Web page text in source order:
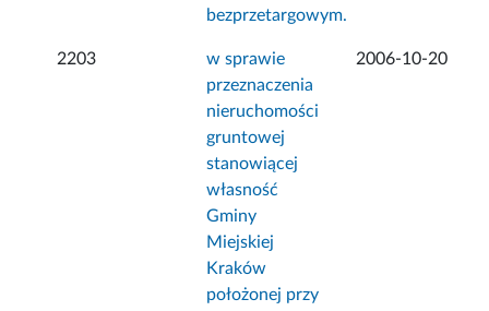
bezprzetargowym.
2203
w sprawie
przeznaczenia
nieruchomości
gruntowej
stanowiącej
własność
Gminy
Miejskiej
Kraków
położonej przy
2006-10-20